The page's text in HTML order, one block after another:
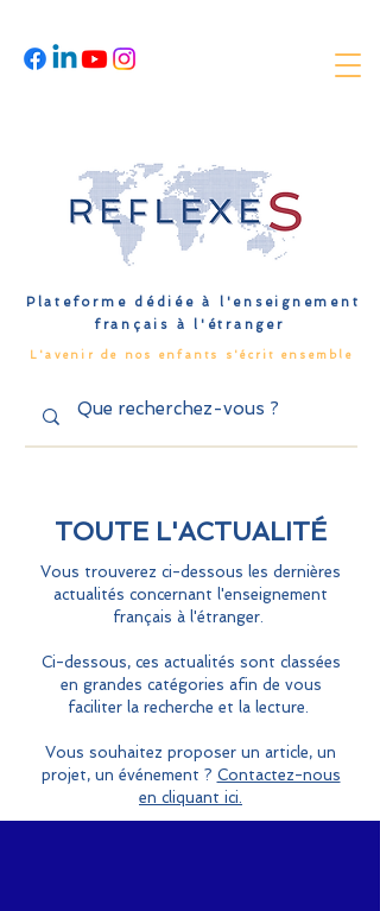
Plateforme dédiée à l'enseignement
français à l'étranger
L'avenir de nos enfants s'écrit ensemble
TOUTE L'ACTUALITÉ
Vous trouverez ci-dessous les dernières
actualités concernant l'enseignement
français à l'étranger.
Ci-dessous, ces actualités sont classées
en grandes catégories afin de vous
faciliter la recherche et la lecture.
Vous souhaitez proposer un article, un
projet, un événement ? Contactez-nous
en cliquant ici.